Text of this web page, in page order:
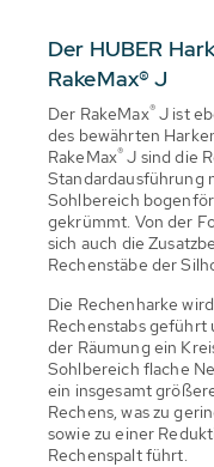
Der HUBER
RakeMax® J
Der RakeMax®J ist
des bewährten
RakeMax® J sind die
Standardausführung
Sohlbereich
gekrümmt. Von der
sich auch die
Rechenstäbe der
Die Rechenharke
Rechenstabs geführt
der Räumung ein
Sohlbereich flache
ein insgesamt
Rechens, was zu
sowie zu einer
Rechenspalt führt.